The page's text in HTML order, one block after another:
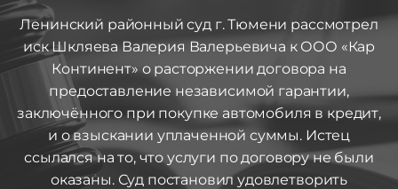
Ленинский районный суд г. Тюмени рассмотрел
иск Шкляева Валерия Валерьевича к ООО «Кар
Континент» о расторжении договора на
предоставление независимой гарантии,
заключённого при покупке автомобиля в кредит,
и о взыскании уплаченной суммы. Истец
ссылался на то, что услуги по договору не были
оказаны. Суд постановил удовлетворить